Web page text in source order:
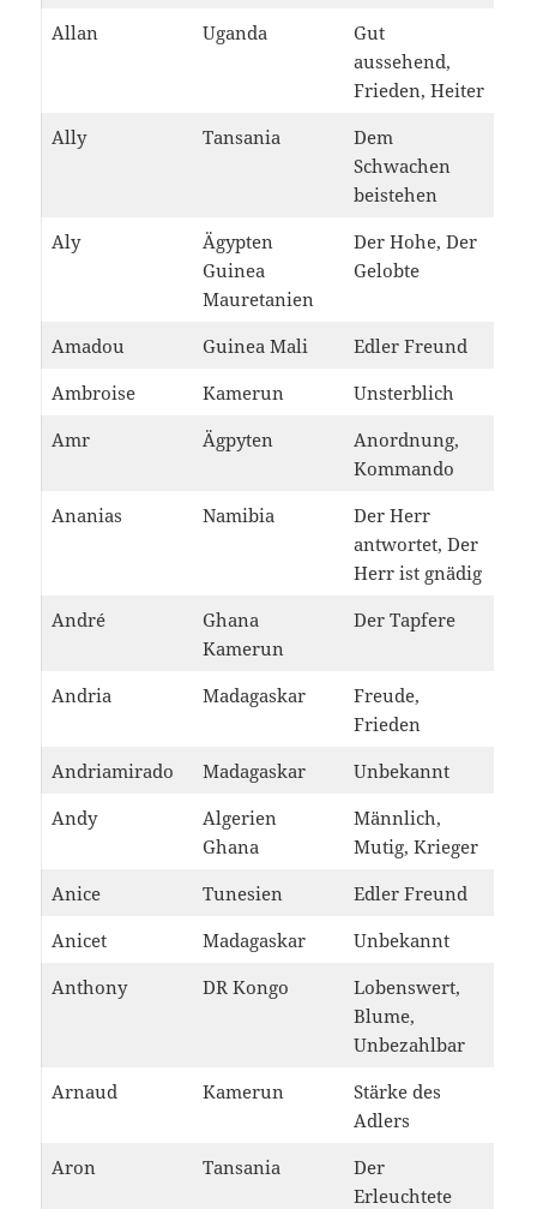
Allan
Uganda
Gut
aussehend,
Frieden, Heiter
Ally
Tansania
Dem
Schwachen
beistehen
Aly
Ägypten
Guinea
Mauretanien
Der Hohe, Der
Gelobte
Amadou Guinea Mali
Edler Freund
Ambroise
Kamerun
Unsterblich
Amr
Ägpyten
Anordnung,
Kommando
Ananias
Namibia
Der Herr
antwortet, Der
Herr ist gnädig
André
Ghana
Kamerun
Der Tapfere
Andria Madagaskar
Freude,
Frieden
Andriamirado
Madagaskar
Unbekannt
Andy
Algerien
Ghana
Männlich,
Mutig, Krieger
Anice
Tunesien
Edler Freund
Anicet
Madagaskar
Unbekannt
Anthony
DR Kongo
Lobenswert,
Blume,
Unbezahlbar
Arnaud
Kamerun
Stärke des
Adlers
Aron
Tansania
Der
Erleuchtete